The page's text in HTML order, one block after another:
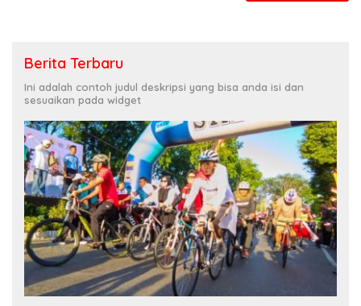
Berita Terbaru
Ini adalah contoh judul deskripsi yang bisa anda isi dan
sesuaikan pada widget